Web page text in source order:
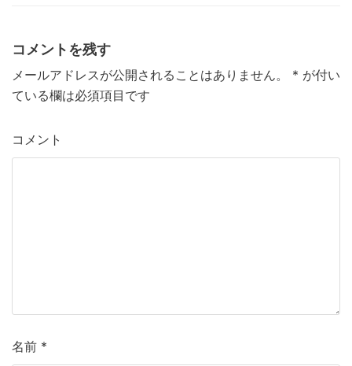
b
o
o
k
er
コメントを残す
メールアドレスが公開されることはありません。 * が付い
ている欄は必須項目です
コメント
名前 *